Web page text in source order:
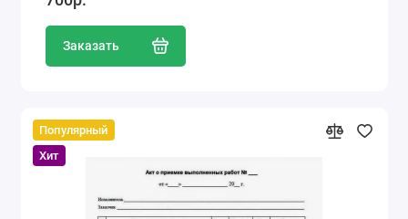
Заказать
Популярный
Хит